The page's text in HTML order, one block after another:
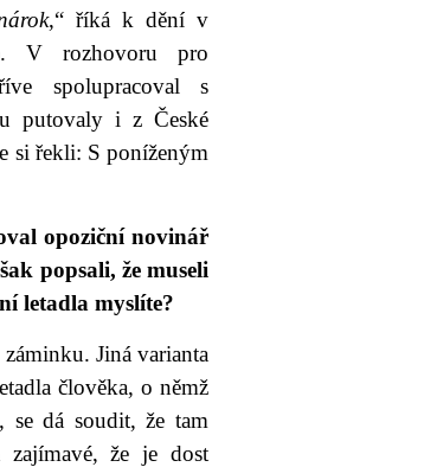
,“ říká k dění v
V rozhovoru pro
spolupracoval s
putovaly i z České
si řekli: S poníženým
opoziční novinář
popsali, že museli
letadla myslíte?
Jiná varianta
člověka, o němž
se dá soudit, že tam
že je dost